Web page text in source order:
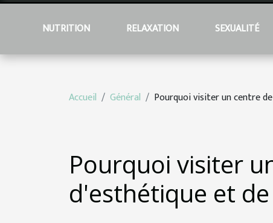
NUTRITION RELAXATION SEXUALITÉ
Accueil Général Pourquoi visiter un centre
Pourquoi visiter
d'esthétique et